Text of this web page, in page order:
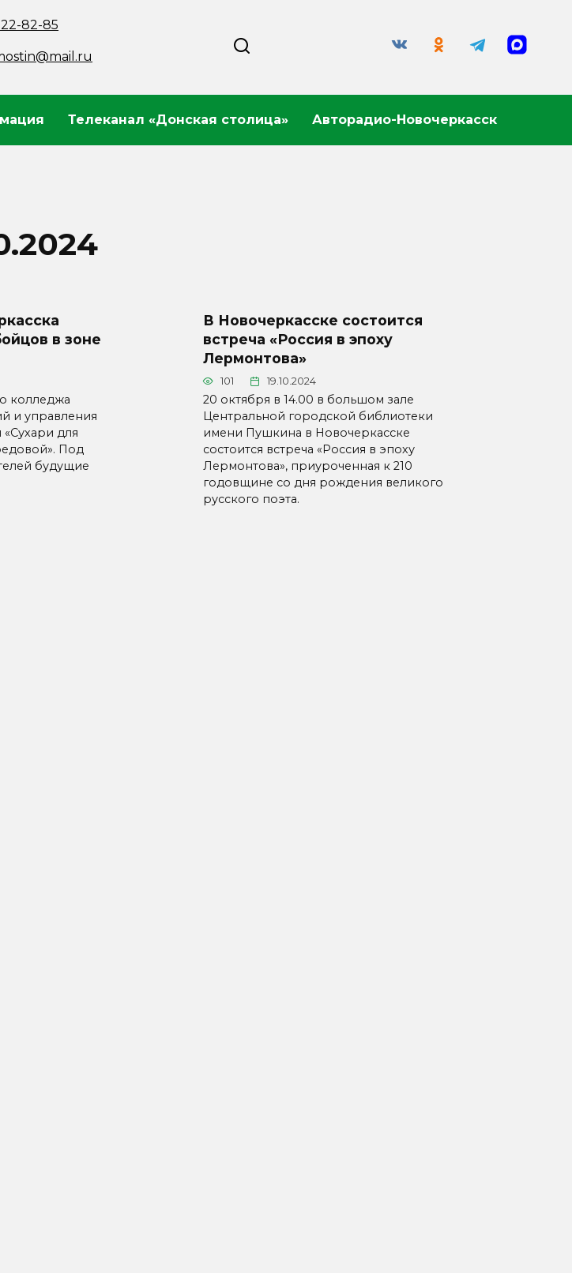
82-85
Телеканал «Донская столица» Авторадио-Новочеркасск
в зоне
колледжа
и управления
«Сухари для
Под
будущие
В Новочеркасске состоится
встреча «Россия в эпоху
Лермонтова»
101 19.10.2024
20 октября в 14.00 в большом зале
Центральной городской библиотеки
имени Пушкина в Новочеркасске
состоится встреча «Россия в эпоху
Лермонтова», приуроченная к 210
годовщине со дня рождения великого
русского поэта.